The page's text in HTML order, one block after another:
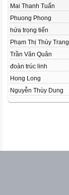
Mai Thanh Tuấn
Phuong Phong
hứa trọng tiến
Phạm Thị Thùy Trang
Trần Văn Quân
đoàn trúc linh
Hong Long
Nguyễn Thùy Dung